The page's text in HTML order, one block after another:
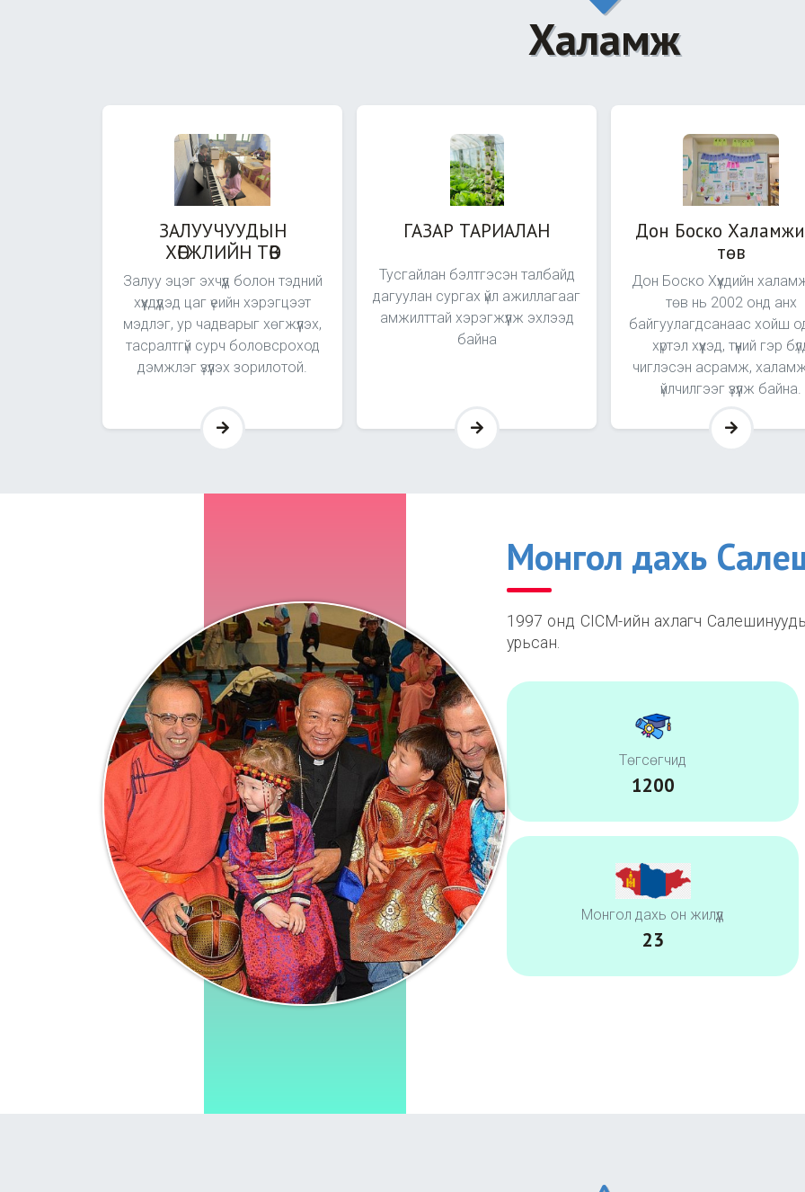
Халамж
ЗАЛУУЧУУДЫН
ХӨГЖЛИЙН ТӨВ
Залуу эцэг эхчүүд болон тэдний
хүүхдүүдэд цаг үеийн хэрэгцээт
мэдлэг, ур чадварыг хөгжүүлэх,
тасралтгүй сурч боловсроход
дэмжлэг үзүүлэх зорилотой.
ГАЗАР ТАРИАЛАН
Тусгайлан бэлтгэсэн талбайд
дагуулан сургах үйл ажиллагааг
амжилттай хэрэгжүүлж эхлээд
байна
Дон Боско
төв
Дон Боско Хүүхдийн
төв нь 2002 онд анх
байгуулагдсанаас хойш
хүртэл хүүхэд, түүний гэр
чиглэсэн асрамж,
үйлчилгээг үзүүлж байна.
Монгол дахь
1997 онд CICM-ийн ахлагч Салешинуудыг
урьсан.
Төгсөгчид
1200
Монгол дахь он жилүүд​
23